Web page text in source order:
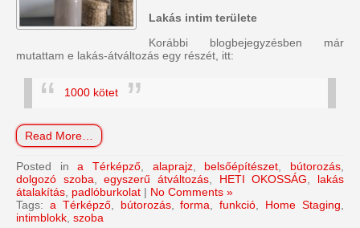
Lakás intim területe
Korábbi blogbejegyzésben már
mutattam e lakás-átváltozás egy részét, itt:
1000 kötet
Read More…
Posted ina Térképző alaprajz, belsőépítészet bútorozás
dolgozó szoba ,egyszerű átváltozás HETI OKOSSÁG
lakás
átalakítás padlóburkolat | No Comments »
Tags: a Térképző, bútorozás,forma ,funkció Home Staging
intimblokk szoba